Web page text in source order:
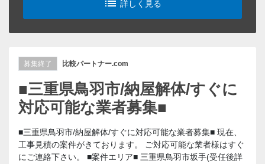
list_alt
詳しく見る
募集終了 比較パートナー.com
■三重県鳥羽市/納屋解体/すぐに
対応可能な業者募集■
■三重県鳥羽市/納屋解体/すぐに対応可能な業者募集■ 現在、
工事見積の案件がきております。 ご対応可能な業者様はすぐ
にご連絡下さい。 ■案件エリア■ 三重県鳥羽市坂手(受任後詳